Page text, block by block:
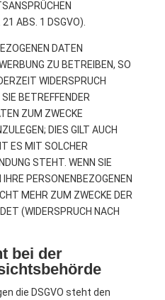
ABS. 1 DSGVO).
DATEN
ZU BETREIBEN, SO
WIDERSPRUCH
BETREFFENDER
ZUM ZWECKE
DIES GILT AUCH
ES MIT SOLCHER
STEHT. WENN SIE
PERSONENBEZOGENEN
MEHR ZUM ZWECKE DER
(WIDERSPRUCH NACH
bei der
die DSGVO steht den